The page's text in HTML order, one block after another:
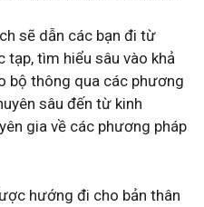
sẽ dẫn các bạn đi từ
tạp, tìm hiểu sâu vào khả
bộ thông qua các phương
sâu đến từ kinh
gia về các phương pháp
hướng đi cho bản thân